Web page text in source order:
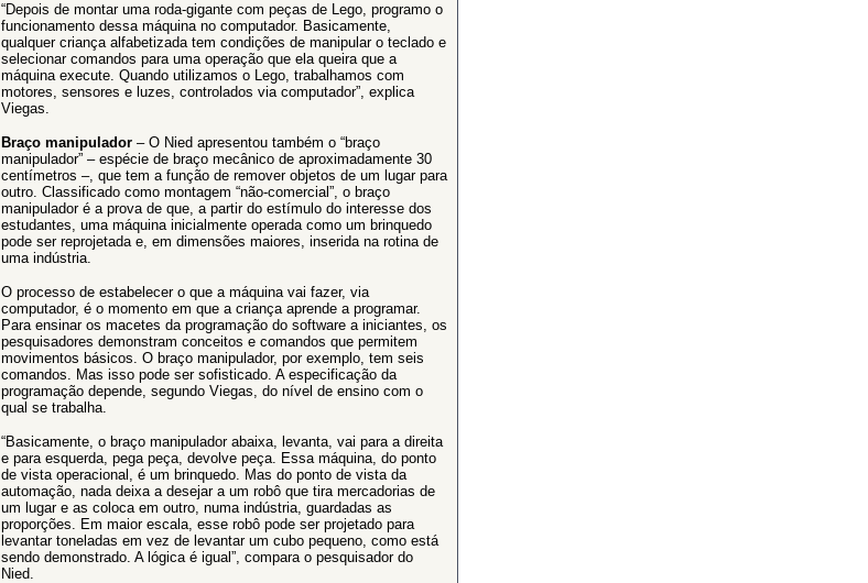
“Depois de montar uma roda-gigante com peças de Lego, programo o
funcionamento dessa máquina no computador. Basicamente,
qualquer criança alfabetizada tem condições de manipular o teclado e
selecionar comandos para uma operação que ela queira que a
máquina execute. Quando utilizamos o Lego, trabalhamos com
motores, sensores e luzes, controlados via computador”, explica
Viegas.
Braço manipulador– O Nied apresentou também o “braço
manipulador” – espécie de braço mecânico de aproximadamente 30
centímetros –, que tem a função de remover objetos de um lugar para
outro. Classificado como montagem “não-comercial”, o braço
manipulador é a prova de que, a partir do estímulo do interesse dos
estudantes, uma máquina inicialmente operada como um brinquedo
pode ser reprojetada e, em dimensões maiores, inserida na rotina de
uma indústria.
O processo de estabelecer o que a máquina vai fazer, via
computador, é o momento em que a criança aprende a programar.
Para ensinar os macetes da programação do software a iniciantes, os
pesquisadores demonstram conceitos e comandos que permitem
movimentos básicos. O braço manipulador, por exemplo, tem seis
comandos. Mas isso pode ser sofisticado. A especificação da
programação depende, segundo Viegas, do nível de ensino com o
qual se trabalha.
“Basicamente, o braço manipulador abaixa, levanta, vai para a direita
e para esquerda, pega peça, devolve peça. Essa máquina, do ponto
de vista operacional, é um brinquedo. Mas do ponto de vista da
automação, nada deixa a desejar a um robô que tira mercadorias de
um lugar e as coloca em outro, numa indústria, guardadas as
proporções. Em maior escala, esse robô pode ser projetado para
levantar toneladas em vez de levantar um cubo pequeno, como está
sendo demonstrado. A lógica é igual”, compara o pesquisador do
Nied.